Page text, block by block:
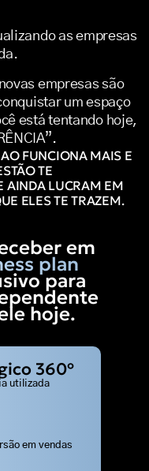
as empresas
empresas são
um espaço
está tentando hoje,
FUNCIONA MAIS E
TE
AINDA LUCRAM EM
ELES TE TRAZEM.
em
plan
para
hoje.
360º
utilizada
em vendas